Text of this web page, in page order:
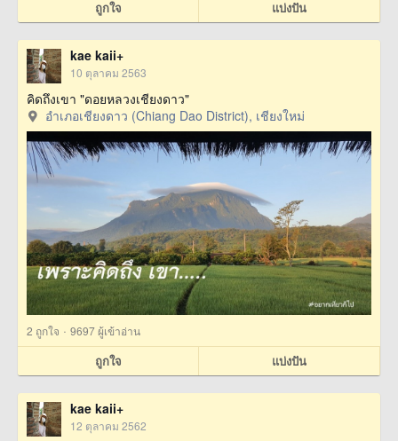
ถูกใจ แบ่งปัน
kae kaii+
10 ตุลาคม 2563
คิดถึงเขา "ดอยหลวงเชียงดาว"
อำเภอเชียงดาว (Chiang Dao District), เชียงใหม่
2 ถูกใจ · 9697 ผู้เข้าอ่าน
ถูกใจ แบ่งปัน
kae kaii+
12 ตุลาคม 2562